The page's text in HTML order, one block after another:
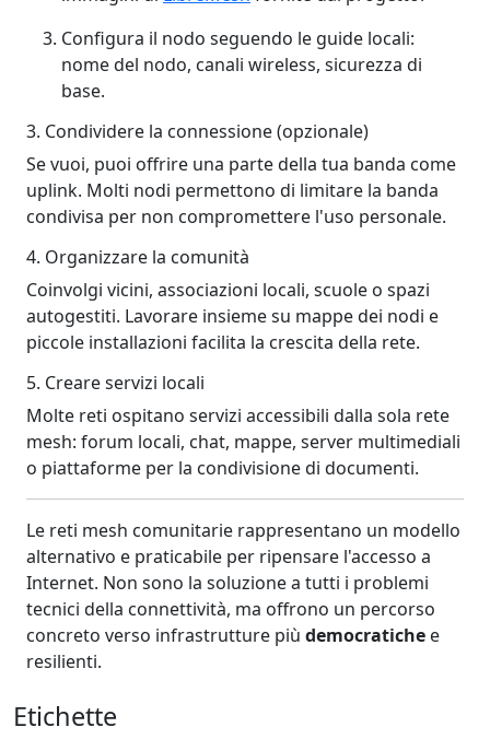
Configura il nodo seguendo le guide locali:
nome del nodo, canali wireless, sicurezza di
base.
3. Condividere la connessione (opzionale)
Se vuoi, puoi offrire una parte della tua banda come
uplink. Molti nodi permettono di limitare la banda
condivisa per non compromettere l'uso personale.
4. Organizzare la comunità
Coinvolgi vicini, associazioni locali, scuole o spazi
autogestiti. Lavorare insieme su mappe dei nodi e
piccole installazioni facilita la crescita della rete.
5. Creare servizi locali
Molte reti ospitano servizi accessibili dalla sola rete
mesh: forum locali, chat, mappe, server multimediali
o piattaforme per la condivisione di documenti.
Le reti mesh comunitarie rappresentano un modello
alternativo e praticabile per ripensare l'accesso a
Internet. Non sono la soluzione a tutti i problemi
tecnici della connettività, ma offrono un percorso
concreto verso infrastrutture più democratiche e
resilienti.
Etichette